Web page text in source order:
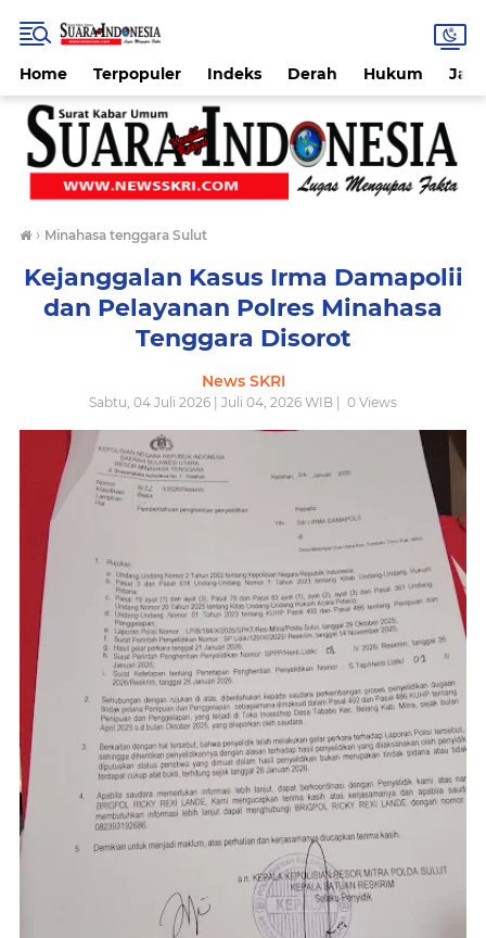
Home Terpopuler Indeks Derah Hukum
› Minahasa tenggara Sulut
Kejanggalan Kasus Irma Damapolii
dan Pelayanan Polres Minahasa
Tenggara Disorot
News SKRI
Sabtu, 04 Juli 2026 | Juli 04, 2026 WIB | 0 Views